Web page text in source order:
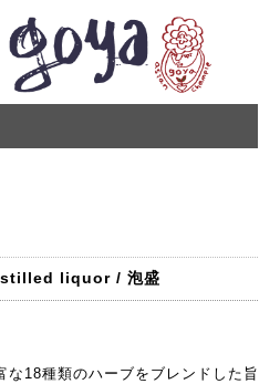
liquor / 泡盛
な18種類のハーブをブレンドした旨